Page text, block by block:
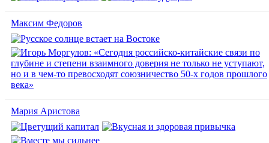
Максим Федоров
Мария Аристова